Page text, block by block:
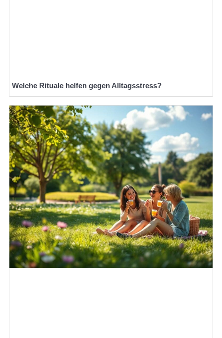
Welche Rituale helfen gegen Alltagsstress?